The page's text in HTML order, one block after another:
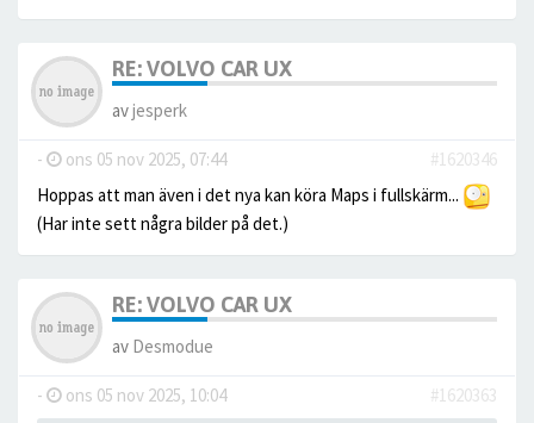
RE: VOLVO CAR UX
avjesperk
- ons 05 nov 2025, 07:44
#1620346
Hoppas att man även i det nya kan köra Maps i fullskärm...
(Har inte sett några bilder på det.)
RE: VOLVO CAR UX
av Desmodue
- ons 05 nov 2025, 10:04
#1620363